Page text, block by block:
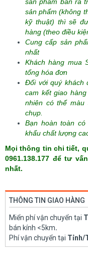
sản phẩm bán ra
sản phẩm (không
kỹ thuật) thì sẽ
hàng (theo điều
Cung cấp sản
nhất
Khách hàng mua
tổng hóa đơn
Đối với quý khách
cam kết giao
nhiên có thể
chụp.
Bạn hoàn toàn
khẩu chất lượng
Mọi thông tin chi tiết,
0961.138.177 để tư
nhất.
THÔNG TIN GIAO HÀNG
Miển phí vận chuyển tại
bán kính <5km.
Phí vận chuyển tại Tỉnh/